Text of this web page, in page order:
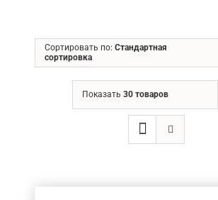
ГРН
Ценовой фильтр
Товар Діаметр хвостовика (в мм.)
Сортировать по:Стандартная
сортировка
Показать 30 товаров